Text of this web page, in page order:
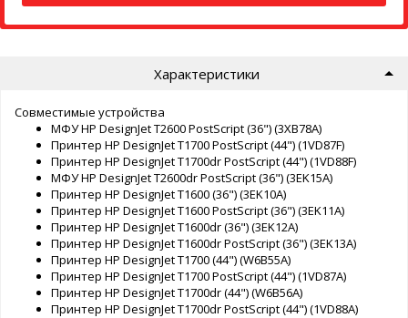
Характеристики
Совместимые устройства
МФУ HP DesignJet T2600 PostScript (36") (3XB78A)
Принтер HP DesignJet T1700 PostScript (44") (1VD87F)
Принтер HP DesignJet T1700dr PostScript (44") (1VD88F)
МФУ HP DesignJet T2600dr PostScript (36") (3EK15A)
Принтер HP DesignJet T1600 (36") (3EK10A)
Принтер HP DesignJet T1600 PostScript (36") (3EK11A)
Принтер HP DesignJet T1600dr (36") (3EK12A)
Принтер HP DesignJet T1600dr PostScript (36") (3EK13A)
Принтер HP DesignJet T1700 (44") (W6B55A)
Принтер HP DesignJet T1700 PostScript (44") (1VD87A)
Принтер HP DesignJet T1700dr (44") (W6B56A)
Принтер HP DesignJet T1700dr PostScript (44") (1VD88A)